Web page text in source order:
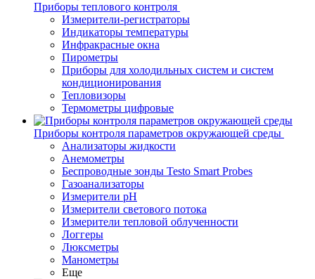
Приборы теплового контроля
Измерители-регистраторы
Индикаторы температуры
Инфракрасные окна
Пирометры
Приборы для холодильных систем и систем
кондиционирования
Тепловизоры
Термометры цифровые
Приборы контроля параметров окружающей среды
Анализаторы жидкости
Анемометры
Беспроводные зонды Testo Smart Probes
Газоанализаторы
Измерители pH
Измерители светового потока
Измерители тепловой облученности
Логгеры
Люксметры
Манометры
Еще